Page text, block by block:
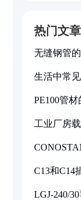
热门文章
无缝钢管
生活中常
PE100管
工业厂房
C13和C14
LGJ-240/